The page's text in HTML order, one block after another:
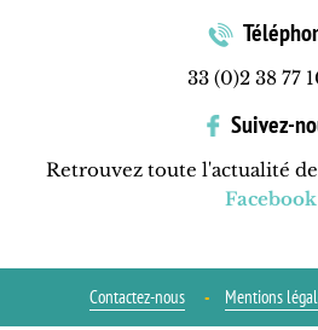
33 (0)2 38 77
Suivez-
Retrouvez toute l'actualité de
Facebook
Contactez-nous Mentions